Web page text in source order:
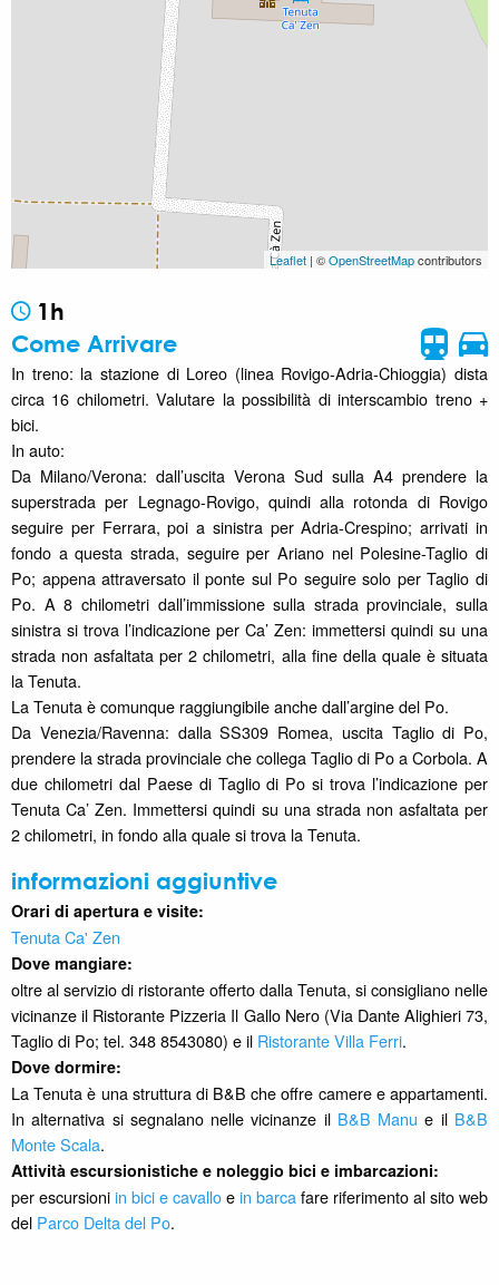
Leaflet | ©OpenStreetMapcontributors
1h
Come Arrivare
In treno: la stazione di Loreo (linea Rovigo-Adria-Chioggia) dista
circa 16 chilometri. Valutare la possibilità di interscambio treno +
bici.
In auto:
Da Milano/Verona: dall’uscita Verona Sud sulla A4 prendere la
superstrada per Legnago-Rovigo, quindi alla rotonda di Rovigo
seguire per Ferrara, poi a sinistra per Adria-Crespino; arrivati in
fondo a questa strada, seguire per Ariano nel Polesine-Taglio di
Po; appena attraversato il ponte sul Po seguire solo per Taglio di
Po. A 8 chilometri dall’immissione sulla strada provinciale, sulla
sinistra si trova l’indicazione per Ca’ Zen: immettersi quindi su una
strada non asfaltata per 2 chilometri, alla fine della quale è situata
la Tenuta.
La Tenuta è comunque raggiungibile anche dall’argine del Po.
Da Venezia/Ravenna: dalla SS309 Romea, uscita Taglio di Po,
prendere la strada provinciale che collega Taglio di Po a Corbola. A
due chilometri dal Paese di Taglio di Po si trova l’indicazione per
Tenuta Ca’ Zen. Immettersi quindi su una strada non asfaltata per
2 chilometri, in fondo alla quale si trova la Tenuta.
informazioni aggiuntive
Orari di apertura e visite:
Tenuta Ca' Zen
Dove mangiare:
oltre al servizio di ristorante offerto dalla Tenuta, si consigliano nelle
vicinanze il Ristorante Pizzeria Il Gallo Nero (Via Dante Alighieri 73,
Taglio di Po; tel. 348 8543080) e il Ristorante Villa Ferri.
Dove dormire:
La Tenuta è una struttura di B&B che offre camere e appartamenti.
In alternativa si segnalano nelle vicinanze il B&B Manu e il B&B
Monte Scala.
Attività escursionistiche e noleggio bici e imbarcazioni:
per escursioniin bici e cavalloein barcafare riferimento al sito web
del Parco Delta del Po.